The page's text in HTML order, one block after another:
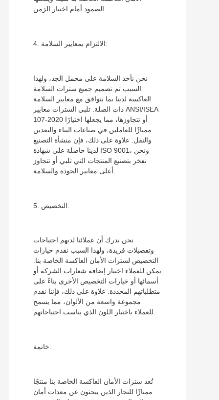
الصمود أمام اختبار الزمن.
4. الالتزام بمعايير السلامة:
نحن نأخذ السلامة على محمل الجد، ولهذا
السبب تم تصميم جميع سترات السلامة
العاكسة لدينا بما يتوافق مع معايير السلامة
ذات الصلة. تلبي السترات معايير ANSI/ISEA
107-2020 أو تتجاوزها، مما يجعلها اختيارًا
ممتازًا للعاملين في صناعات البناء والتعدين
والنقل. علاوة على ذلك، فإن منشأة التصنيع
لدينا حاصلة على شهادة ISO 9001، ونحن
نفخر بتصنيع المنتجات التي تلبي أو تتجاوز
5. التخصيص:
نحن ندرك أن عملائنا لديهم احتياجات
وتفضيلات فريدة، ولهذا السبب نقدم خيارات
التخصيص لسترات الأمان العاكسة الخاصة بنا.
يمكن للعملاء اختيار إضافة شعارات الشركة أو
أسمائها أو خيارات التخصيص الأخرى بناءً على
متطلباتهم المحددة. علاوة على ذلك، فإننا نقدم
مجموعة واسعة من الألوان، مما يسمح
للعملاء باختيار اللون الذي يناسب احتياجاتهم.
خاتمة:
تُعد سترات الأمان العاكسة الخاصة بنا منتجًا
ممتازًا للتجار الذين يبحثون عن معدات أمان